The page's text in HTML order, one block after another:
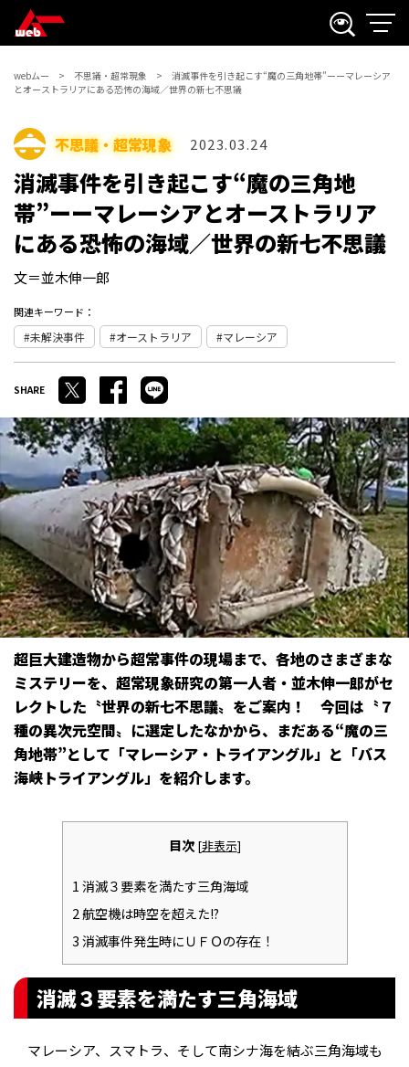
webムー 不思議・超常現象
消滅事件を引き起こす“魔の三角地帯”ーーマレーシア
とオーストラリアにある恐怖の海域／世界の新七不思議
不思議・超常現象 2023.03.24
消滅事件を引き起こす“魔の三角地
帯”ーーマレーシアとオーストラリア
にある恐怖の海域／世界の新七不思議
文＝並木伸一郎
関連キーワード：
未解決事件 オーストラリア マレーシア
超巨大建造物から超常事件の現場まで、各地のさまざまな
ミステリーを、超常現象研究の第一人者・並木伸一郎がセ
レクトした〝世界の新七不思議〟をご案内！ 今回は〝７
種の異次元空間〟に選定したなかから、まだある“魔の三
角地帯”として「マレーシア・トライアングル」と「バス
海峡トライアングル」を紹介します。
目次 [非表示]
1消滅３要素を満たす三角海域
2航空機は時空を超えた!?
3消滅事件発生時にＵＦＯの存在！
消滅３要素を満たす三角海域
マレーシア、スマトラ、そして南シナ海を結ぶ三角海域も